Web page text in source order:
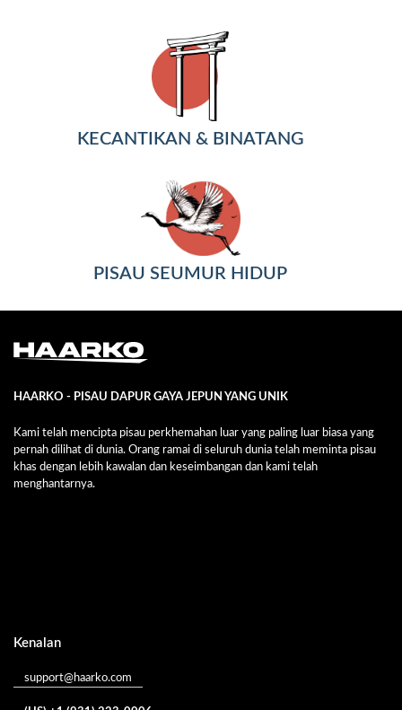
KECANTIKAN & BINATANG
PISAU SEUMUR HIDUP
HAARKO - PISAU DAPUR GAYA JEPUN YANG UNIK
Kami telah mencipta pisau perkhemahan luar yang paling luar biasa yang
pernah dilihat di dunia. Orang ramai di seluruh dunia telah meminta pisau
khas dengan lebih kawalan dan keseimbangan dan kami telah
menghantarnya.
Kenalan
support@haarko.com